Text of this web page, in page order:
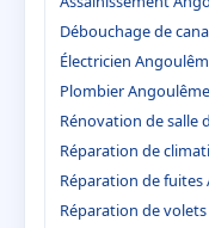
Débouchage de
Électricien
Plombier Angoulême
Rénovation de salle
Réparation de
Réparation de
Réparation de